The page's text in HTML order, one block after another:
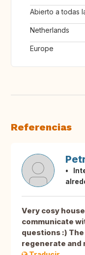
Abierto a todas
Netherlands
Europe
Referencias
Very cosy
communicate
questions :)
regenerate and